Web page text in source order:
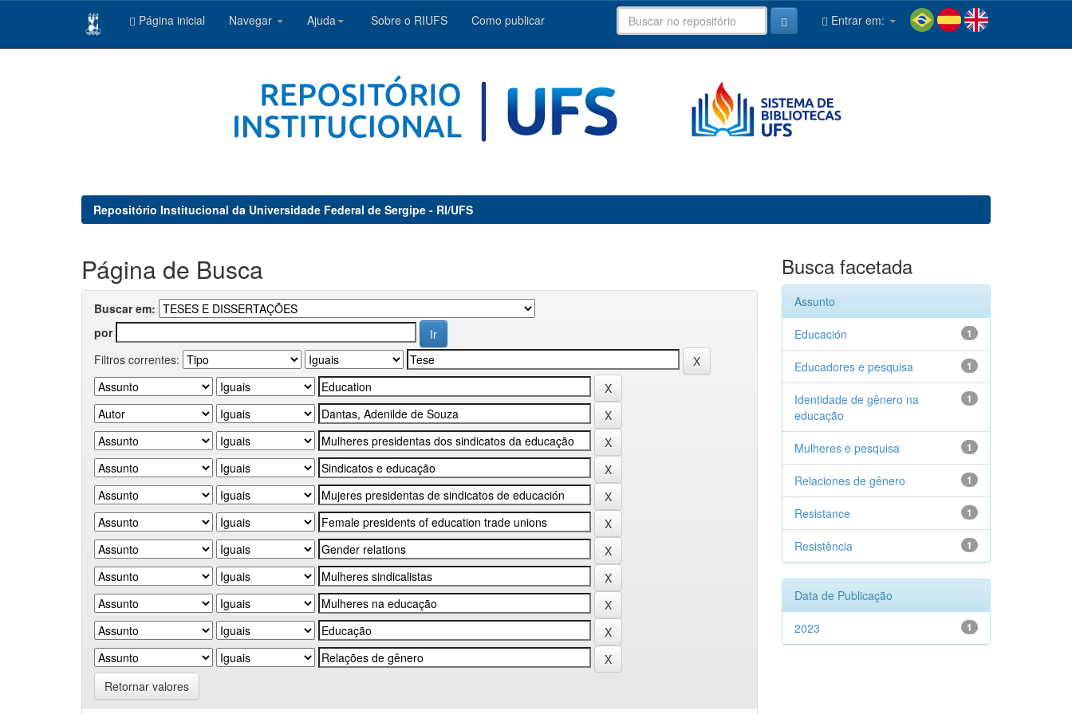
Página inicial Navegar Ajuda Sobre o RIUFS Como publicar Entrar em:
Repositório Institucional da Universidade Federal de Sergipe - RI/UFS
Página de Busca
Buscar em:
por
Filtros correntes:
Retornar valores
Busca facetada
Assunto
1
Educación
1
Educadores e pesquisa
1
Identidade de gênero na
educação
1
Mulheres e pesquisa
1
Relaciones de gênero
1
Resistance
1
Resistência
Data de Publicação
1
2023